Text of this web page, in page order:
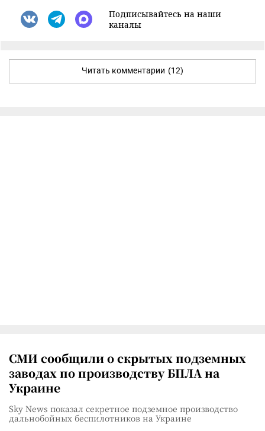
Подписывайтесь на наши
каналы
Читать комментарии (12)
СМИ сообщили о скрытых подземных
заводах по производству БПЛА на
Украине
Sky News показал секретное подземное производство
дальнобойных беспилотников на Украине